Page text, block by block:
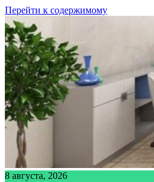
Перейти к содержимому
8 августа, 2026